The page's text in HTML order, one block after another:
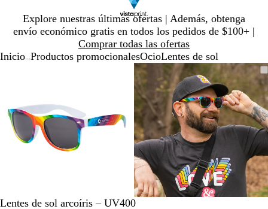
Explore nuestras últimas ofertas | Además, obtenga
envío económico gratis en todos los pedidos de $100+ |
Comprar todas las ofertas
Diapositiva
1
Inicio Productos promocionalesOcioLentes de sol
zoom
expandir
de
más
(+)
con
Imagen
ampliable
con
zoom
Ampliado
al
mínimo
Haga
clic
para
expandir
Use
la
tecla
de
más
(+)
y
menos
(-)
para
acercar/alejar
Lentes de sol arcoíris – UV400